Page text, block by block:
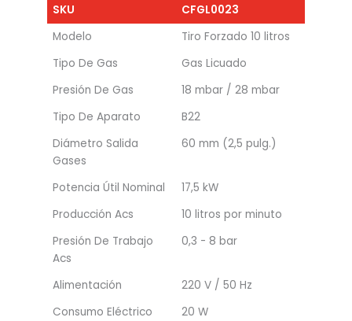
SKU
CFGL0023
Modelo
Tiro Forzado 10 litros
Tipo De Gas
Gas Licuado
Presión De Gas
18 mbar / 28 mbar
Tipo De Aparato
B22
Diámetro Salida
Gases
60 mm (2,5 pulg.)
Potencia Útil Nominal
17,5 kW
Producción Acs
10 litros por minuto
Presión De Trabajo
Acs
0,3 - 8 bar
Alimentación
220 V / 50 Hz
Consumo Eléctrico
20 W